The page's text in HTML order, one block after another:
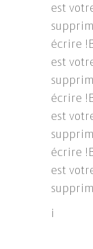
est
écrire
est
écrire
est
écrire
est
i